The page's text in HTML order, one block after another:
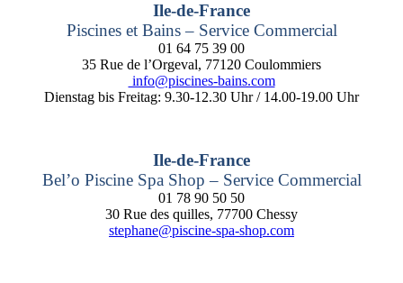
Ile-de-France
Piscines et Bains – Service Commercial
01 64 75 39 00
35 Rue de l’Orgeval, 77120 Coulommiers
info@piscines-bains.com
Dienstag bis Freitag: 9.30-12.30 Uhr / 14.00-19.00 Uhr
Ile-de-France
Bel’o Piscine Spa Shop – Service Commercial
01 78 90 50 50
30 Rue des quilles, 77700 Chessy
stephane@piscine-spa-shop.com